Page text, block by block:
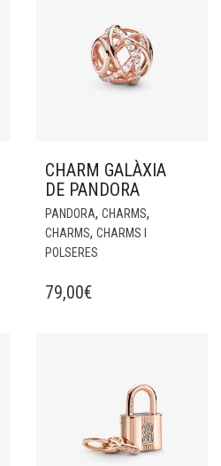
CHARM GALÀXIA
DE PANDORA
PANDORA, CHARMS,
CHARMS, CHARMS I
POLSERES
79,00€